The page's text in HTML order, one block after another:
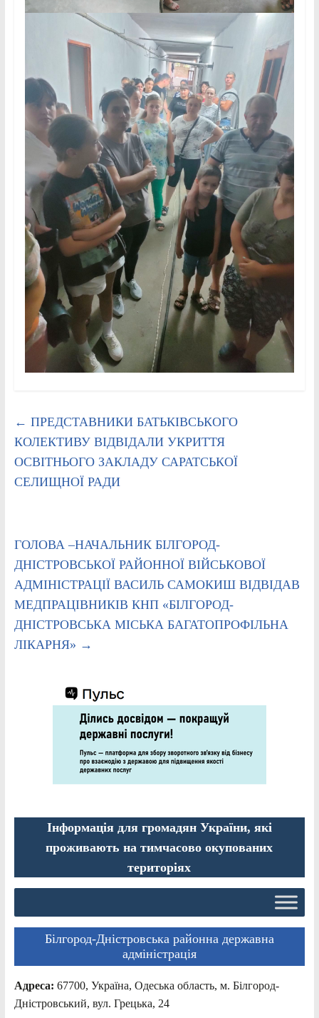
← ПРЕДСТАВНИКИ БАТЬКІВСЬКОГО
КОЛЕКТИВУ ВІДВІДАЛИ УКРИТТЯ
ОСВІТНЬОГО ЗАКЛАДУ САРАТСЬКОЇ
СЕЛИЩНОЇ РАДИ
ГОЛОВА –НАЧАЛЬНИК БІЛГОРОД-
ДНІСТРОВСЬКОЇ РАЙОННОЇ ВІЙСЬКОВОЇ
АДМІНІСТРАЦІЇ ВАСИЛЬ САМОКИШ ВІДВІДАВ
МЕДПРАЦІВНИКІВ КНП «БІЛГОРОД-
ДНІСТРОВСЬКА МІСЬКА БАГАТОПРОФІЛЬНА
ЛІКАРНЯ» →
Інформація для громадян України, які
проживають на тимчасово окупованих
територіях
Білгород-Дністровська районна державна
адміністрація
Адреса: 67700, Україна, Одеська область, м. Білгород-
Дністровський, вул. Грецька, 24